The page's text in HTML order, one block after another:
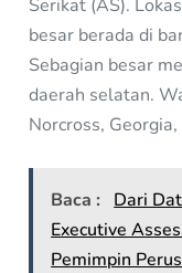
Serikat (AS).
besar berada di
Sebagian besar
daerah selatan.
Norcross,
Baca :
Dari
Executive
Pemimpin